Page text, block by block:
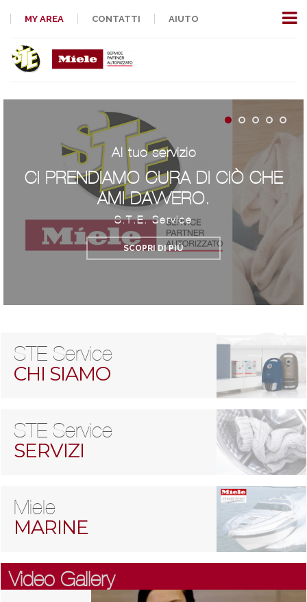
MY AREA CONTATTI AIUTO
Al tuo servizio
CI PRENDIAMO CURA DI CIÒ CHE
AMI DAVVERO.
S.T.E. Service
SCOPRI DI PIÙ
STE Service
CHI SIAMO
STE Service
SERVIZI
Miele
MARINE
Video Gallery